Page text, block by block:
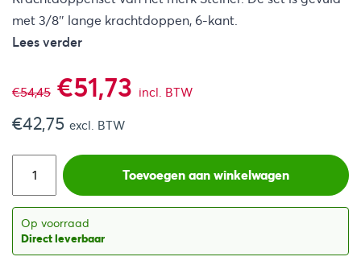
met 3/8″ lange krachtdoppen, 6-kant.
Lees verder
€54,45 Oorspronkelijke
prijs
was:
€54,45.
€51,73 Huidige
is:
€51,73.
incl. BTW
€42,75 excl. BTW
Toevoegen aan winkelwagen
Op voorraad
Direct leverbaar